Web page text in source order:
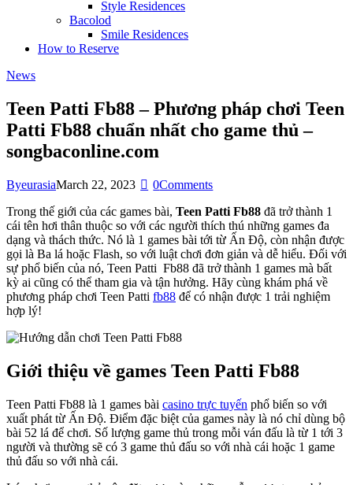
Style Residences
Bacolod
Smile Residences
How to Reserve
News
Teen Patti Fb88 – Phương pháp chơi Teen
Patti Fb88 chuẩn nhất cho game thủ –
songbaconline.com
ByeurasiaMarch 22, 2023 0Comments
Trong thế giới của các games bài, Teen Patti Fb88 đã trở thành 1
cái tên hơi thân thuộc so với các người thích thú những games đa
dạng và thách thức. Nó là 1 games bài tới từ Ấn Độ, còn nhận được
gọi là Ba lá hoặc Flash, so với luật chơi đơn giản và dễ hiểu. Đối với
sự phổ biến của nó, Teen Patti Fb88 đã trở thành 1 games mà bất
kỳ ai cũng có thể tham gia và tận hưởng. Hãy cùng khám phá về
phương pháp chơi Teen Patti fb88 để có nhận được 1 trải nghiệm
hợp lý!
Giới thiệu về games Teen Patti Fb88
Teen Patti Fb88 là 1 games bài casino trực tuyến phổ biến so với
xuất phát từ Ấn Độ. Điểm đặc biệt của games này là nó chỉ dùng bộ
bài 52 lá để chơi. Số lượng game thủ trong mỗi ván đấu là từ 1 tới 3
người và thường sẽ có 3 game thủ đấu so với nhà cái hoặc 1 game
thủ đấu so với nhà cái.